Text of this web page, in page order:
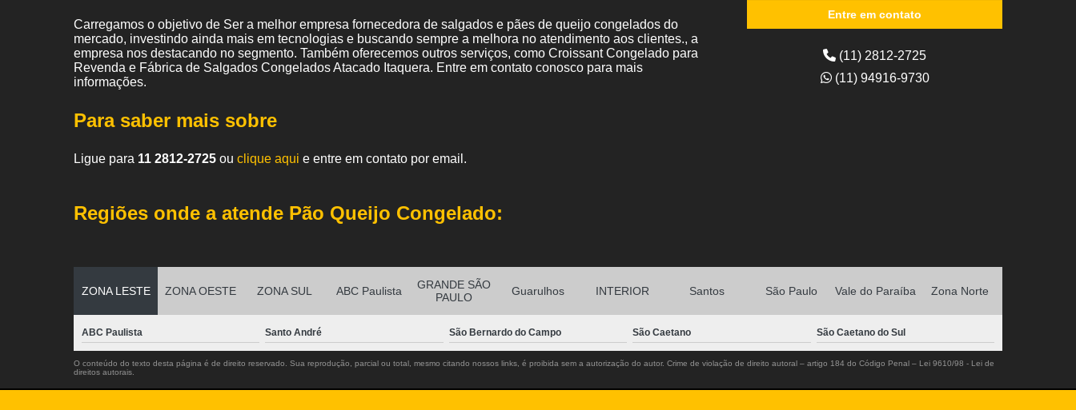
Carregamos o objetivo de Ser a melhor empresa fornecedora de salgados e pães de queijo congelados do
mercado, investindo ainda mais em tecnologias e buscando sempre a melhora no atendimento aos clientes., a
empresa nos destacando no segmento. Também oferecemos outros serviços, como Croissant Congelado para
Revenda e Fábrica de Salgados Congelados Atacado Itaquera. Entre em contato conosco para mais
informações.
Para saber mais sobre
Ligue para 11 2812-2725 ou clique aqui e entre em contato por email.
Entre em contato
(11) 2812-2725
(11) 94916-9730
Regiões onde a atende Pão Queijo Congelado:
ZONA LESTE ZONA OESTE ZONA SUL ABC Paulista
GRANDE SÃO
PAULO
Guarulhos INTERIOR Santos São Paulo Vale do Paraíba Zona Norte
ABC Paulista Santo André São Bernardo do Campo São Caetano São Caetano do Sul
O conteúdo do texto desta página é de direito reservado. Sua reprodução, parcial ou total, mesmo citando nossos links, é proibida sem a autorização do autor. Crime de violação de direito autoral – artigo 184 do Código Penal – Lei 9610/98 - Lei de
direitos autorais